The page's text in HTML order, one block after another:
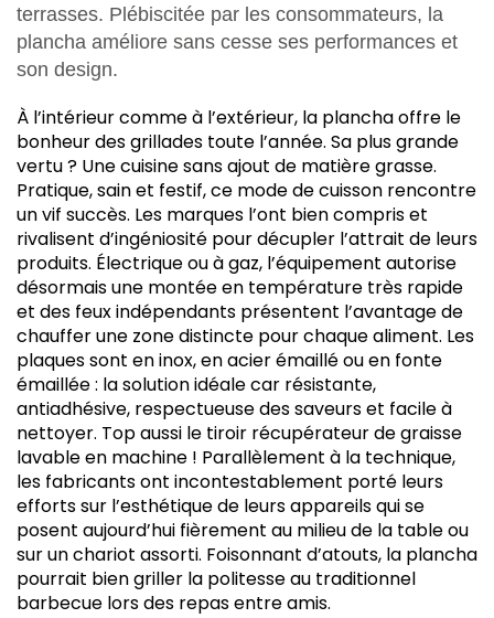
terrasses. Plébiscitée par les consommateurs, la
plancha améliore sans cesse ses performances et
son design.
À l’intérieur comme à l’extérieur, la plancha offre le
bonheur des grillades toute l’année. Sa plus grande
vertu ? Une cuisine sans ajout de matière grasse.
Pratique, sain et festif, ce mode de cuisson rencontre
un vif succès. Les marques l’ont bien compris et
rivalisent d’ingéniosité pour décupler l’attrait de leurs
produits. Électrique ou à gaz, l’équipement autorise
désormais une montée en température très rapide
et des feux indépendants présentent l’avantage de
chauffer une zone distincte pour chaque aliment. Les
plaques sont en inox, en acier émaillé ou en fonte
émaillée : la solution idéale car résistante,
antiadhésive, respectueuse des saveurs et facile à
nettoyer. Top aussi le tiroir récupérateur de graisse
lavable en machine ! Parallèlement à la technique,
les fabricants ont incontestablement porté leurs
efforts sur l’esthétique de leurs appareils qui se
posent aujourd’hui fièrement au milieu de la table ou
sur un chariot assorti. Foisonnant d’atouts, la plancha
pourrait bien griller la politesse au traditionnel
barbecue lors des repas entre amis.